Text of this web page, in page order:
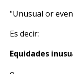
"Unusual or
Es decir:
Equidades